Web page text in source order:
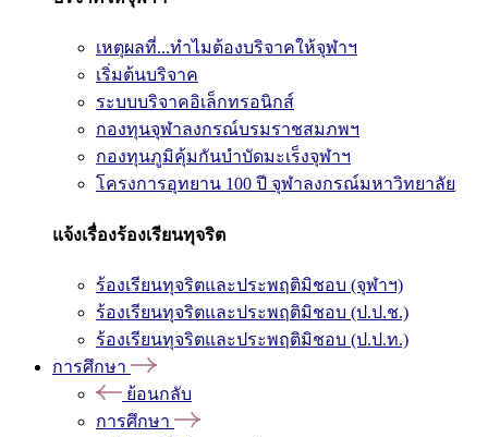
เหตุผลที่...ทำไมต้องบริจาคให้จุฬาฯ
เริ่มต้นบริจาค
ระบบบริจาคอิเล็กทรอนิกส์
กองทุนจุฬาลงกรณ์บรมราชสมภพฯ
กองทุนภูมิคุ้มกันบำบัดมะเร็งจุฬาฯ
โครงการอุทยาน 100 ปี จุฬาลงกรณ์มหาวิทยาลัย
แจ้งเรื่องร้องเรียนทุจริต
ร้องเรียนทุจริตและประพฤติมิชอบ (จุฬาฯ)
ร้องเรียนทุจริตและประพฤติมิชอบ (ป.ป.ช.)
ร้องเรียนทุจริตและประพฤติมิชอบ (ป.ป.ท.)
การศึกษา
ย้อนกลับ
การศึกษา